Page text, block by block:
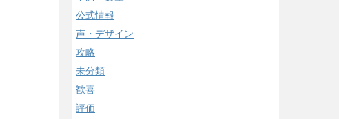
公式情報
声・デザイン
攻略
未分類
歓喜
評価